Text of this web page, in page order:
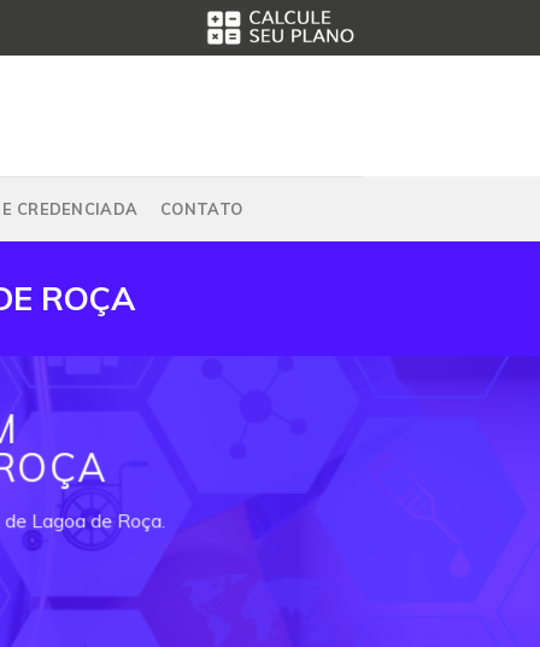
CREDENCIADA CONTATO
ROÇA
Lagoa de Roça.